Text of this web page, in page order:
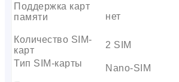
Поддержка карт
памяти
нет
Количество SIM-
карт
2 SIM
Тип SIM-карты
Nano-SIM